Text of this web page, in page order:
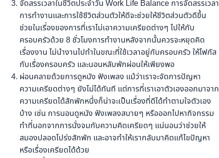
จัดสรรเวลาในชีวิตประจำวัน Work Life Balance การจัดสรรเวลา
การทำงานและการใช้ชีวิตส่วนตัวให้ดีจะช่วยให้ชีวิตส่วนตัวดีขึ้น
ช่วยในเรี่องของการที่เราไม่เอาความเครียดต่างๆ ไปให้กับ
ครอบครัวด้วย 8 ชั่วโมงการทำงานหลังจากนั้นควรจะหยุดคิด
เรื่องงาน ไม่นำงานไปทำในขณะที่ใช้เวลาอยู่กับครอบครัว ให้โฟกัส
กับเรื่องครอบครัว และนอนหลับพักผ่อนให้เพียงพอ
ผ่อนคลายด้วยการดูหนัง ฟังเพลง แม้ว่าเราจะจัดการปัญหา
ความเครียดต่างๆ ยังไม่ได้ทันที แต่การที่เราเอาตัวเองออกมาจาก
ความเครียดได้สักพักหนึ่งก็น่าจะเป็นเรื่องที่ดีได้ทำตามใจตัวเอง
บ้าง เช่น การนอนดูหนัง ฟังเพลงสบายๆ หรือออกไปหากิจกรรม
ทำที่นอกจากการนั่งจมกับความคิดเครียดๆ แน่นอนว่าช่วยให้
สมองปลอดโปร่งสักพัก และอาจทำให้เรากลับมาคิดแก้ไขปัญหา
หรือเรื่องเครียดได้ด้วย